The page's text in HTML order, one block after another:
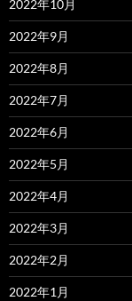
2022年10月
2022年9月
2022年8月
2022年7月
2022年6月
2022年5月
2022年4月
2022年3月
2022年2月
2022年1月